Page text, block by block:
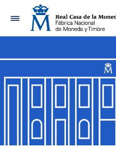
Navigation
Show/Hide
Show/Hide
Show/Hide